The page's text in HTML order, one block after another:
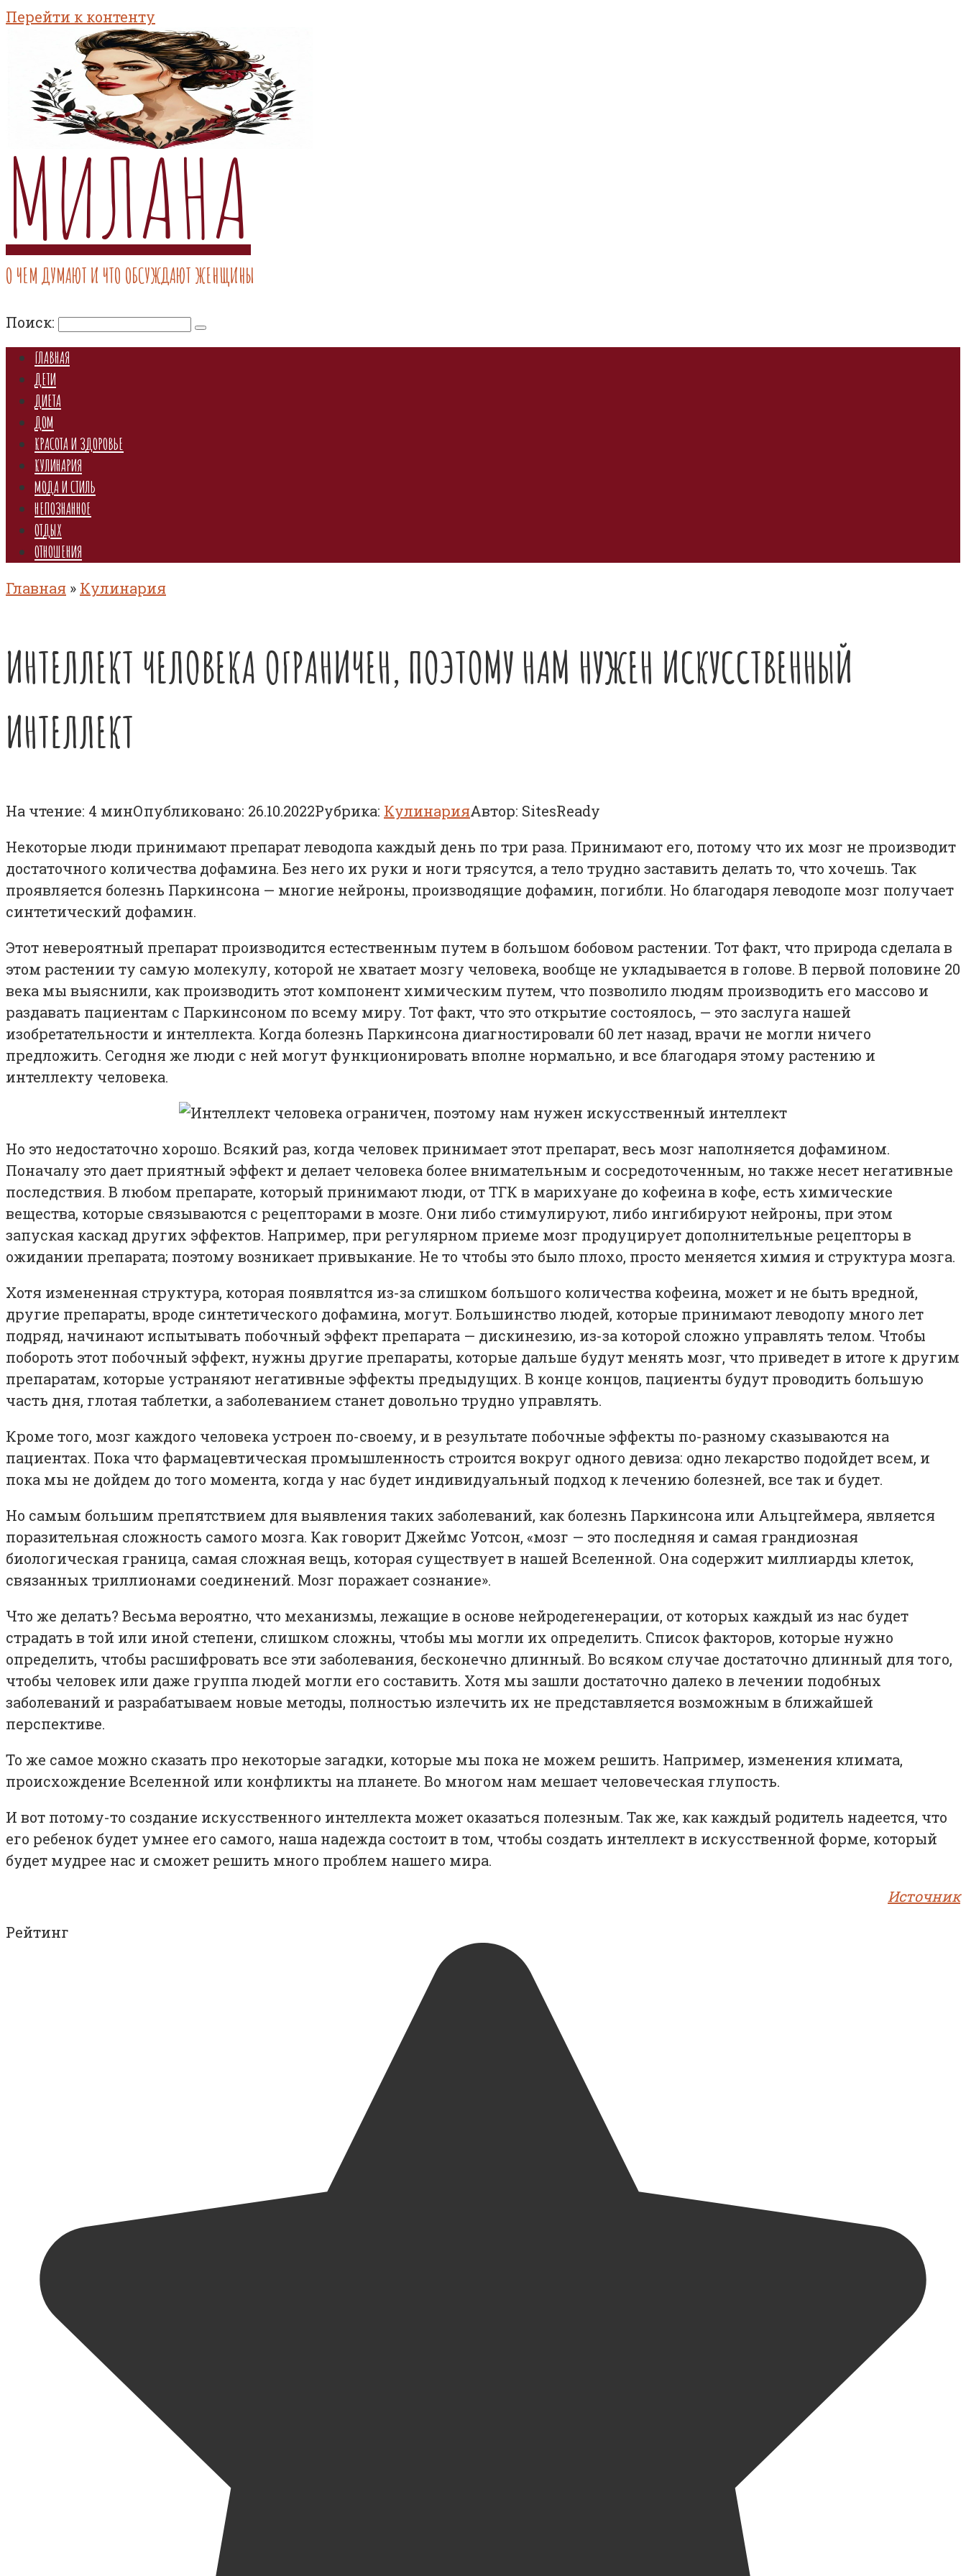
Перейти к контенту
МИЛАНА
О ЧЕМ ДУМАЮТ И ЧТО ОБСУЖДАЮТ ЖЕНЩИНЫ
Поиск:
ГЛАВНАЯ
ДЕТИ
ДИЕТА
ДОМ
КРАСОТА И ЗДОРОВЬЕ
КУЛИНАРИЯ
МОДА И СТИЛЬ
НЕПОЗНАННОЕ
ОТДЫХ
ОТНОШЕНИЯ
Главная » Кулинария
ИНТЕЛЛЕКТ ЧЕЛОВЕКА ОГРАНИЧЕН, ПОЭТОМУ НАМ НУЖЕН ИСКУССТВЕННЫЙ
ИНТЕЛЛЕКТ
На чтение: 4 минОпубликовано: 26.10.2022Рубрика: КулинарияАвтор: SitesReady
Некоторые люди принимают препарат леводопа каждый день по три раза. Принимают его, потому что их мозг не производит
достаточного количества дофамина. Без него их руки и ноги трясутся, а тело трудно заставить делать то, что хочешь. Так
проявляется болезнь Паркинсона — многие нейроны, производящие дофамин, погибли. Но благодаря леводопе мозг получает
синтетический дофамин.
Этот невероятный препарат производится естественным путем в большом бобовом растении. Тот факт, что природа сделала в
этом растении ту самую молекулу, которой не хватает мозгу человека, вообще не укладывается в голове. В первой половине 20
века мы выяснили, как производить этот компонент химическим путем, что позволило людям производить его массово и
раздавать пациентам с Паркинсоном по всему миру. Тот факт, что это открытие состоялось, — это заслуга нашей
изобретательности и интеллекта. Когда болезнь Паркинсона диагностировали 60 лет назад, врачи не могли ничего
предложить. Сегодня же люди с ней могут функционировать вполне нормально, и все благодаря этому растению и
интеллекту человека.
Но это недостаточно хорошо. Всякий раз, когда человек принимает этот препарат, весь мозг наполняется дофамином.
Поначалу это дает приятный эффект и делает человека более внимательным и сосредоточенным, но также несет негативные
последствия. В любом препарате, который принимают люди, от ТГК в марихуане до кофеина в кофе, есть химические
вещества, которые связываются с рецепторами в мозге. Они либо стимулируют, либо ингибируют нейроны, при этом
запуская каскад других эффектов. Например, при регулярном приеме мозг продуцирует дополнительные рецепторы в
ожидании препарата; поэтому возникает привыкание. Не то чтобы это было плохо, просто меняется химия и структура мозга.
Хотя измененная структура, которая появляtтся из-за слишком большого количества кофеина, может и не быть вредной,
другие препараты, вроде синтетического дофамина, могут. Большинство людей, которые принимают леводопу много лет
подряд, начинают испытывать побочный эффект препарата — дискинезию, из-за которой сложно управлять телом. Чтобы
побороть этот побочный эффект, нужны другие препараты, которые дальше будут менять мозг, что приведет в итоге к другим
препаратам, которые устраняют негативные эффекты предыдущих. В конце концов, пациенты будут проводить большую
часть дня, глотая таблетки, а заболеванием станет довольно трудно управлять.
Кроме того, мозг каждого человека устроен по-своему, и в результате побочные эффекты по-разному сказываются на
пациентах. Пока что фармацевтическая промышленность строится вокруг одного девиза: одно лекарство подойдет всем, и
пока мы не дойдем до того момента, когда у нас будет индивидуальный подход к лечению болезней, все так и будет.
Но самым большим препятствием для выявления таких заболеваний, как болезнь Паркинсона или Альцгеймера, является
поразительная сложность самого мозга. Как говорит Джеймс Уотсон, «мозг — это последняя и самая грандиозная
биологическая граница, самая сложная вещь, которая существует в нашей Вселенной. Она содержит миллиарды клеток,
связанных триллионами соединений. Мозг поражает сознание».
Что же делать? Весьма вероятно, что механизмы, лежащие в основе нейродегенерации, от которых каждый из нас будет
страдать в той или иной степени, слишком сложны, чтобы мы могли их определить. Список факторов, которые нужно
определить, чтобы расшифровать все эти заболевания, бесконечно длинный. Во всяком случае достаточно длинный для того,
чтобы человек или даже группа людей могли его составить. Хотя мы зашли достаточно далеко в лечении подобных
заболеваний и разрабатываем новые методы, полностью излечить их не представляется возможным в ближайшей
перспективе.
То же самое можно сказать про некоторые загадки, которые мы пока не можем решить. Например, изменения климата,
происхождение Вселенной или конфликты на планете. Во многом нам мешает человеческая глупость.
И вот потому-то создание искусственного интеллекта может оказаться полезным. Так же, как каждый родитель надеется, что
его ребенок будет умнее его самого, наша надежда состоит в том, чтобы создать интеллект в искусственной форме, который
будет мудрее нас и сможет решить много проблем нашего мира.
Источник
Рейтинг